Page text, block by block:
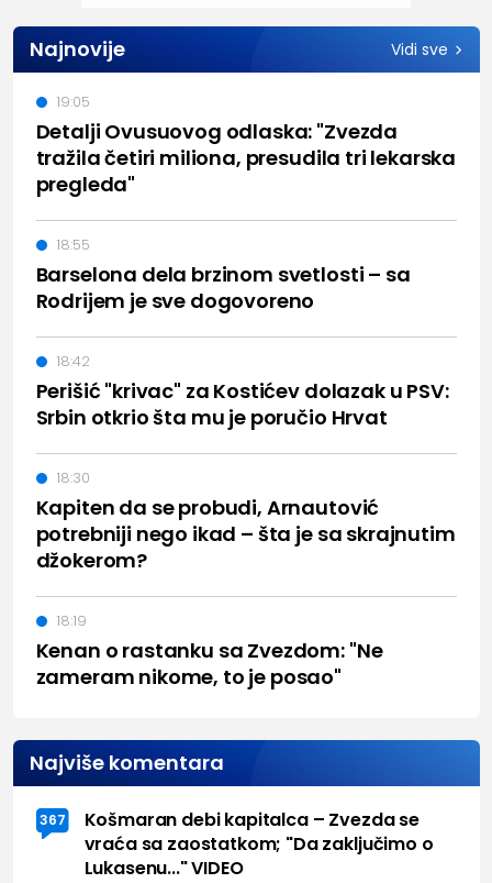
Najnovije Vidi sve
Detalji Ovusuovog odlaska: "Zvezda
tražila četiri miliona, presudila tri lekarska
pregleda"
19:05
Barselona dela brzinom svetlosti – sa
Rodrijem je sve dogovoreno
18:55
Perišić "krivac" za Kostićev dolazak u PSV:
Srbin otkrio šta mu je poručio Hrvat
18:42
Kapiten da se probudi, Arnautović
potrebniji nego ikad – šta je sa skrajnutim
džokerom?
18:30
Kenan o rastanku sa Zvezdom: "Ne
zameram nikome, to je posao"
18:19
Najviše komentara
367
Košmaran debi kapitalca – Zvezda se
vraća sa zaostatkom; "Da zaključimo o
Lukasenu..." VIDEO